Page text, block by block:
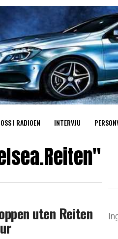
OSS I RADIOEN INTERVJU
uten Reiten